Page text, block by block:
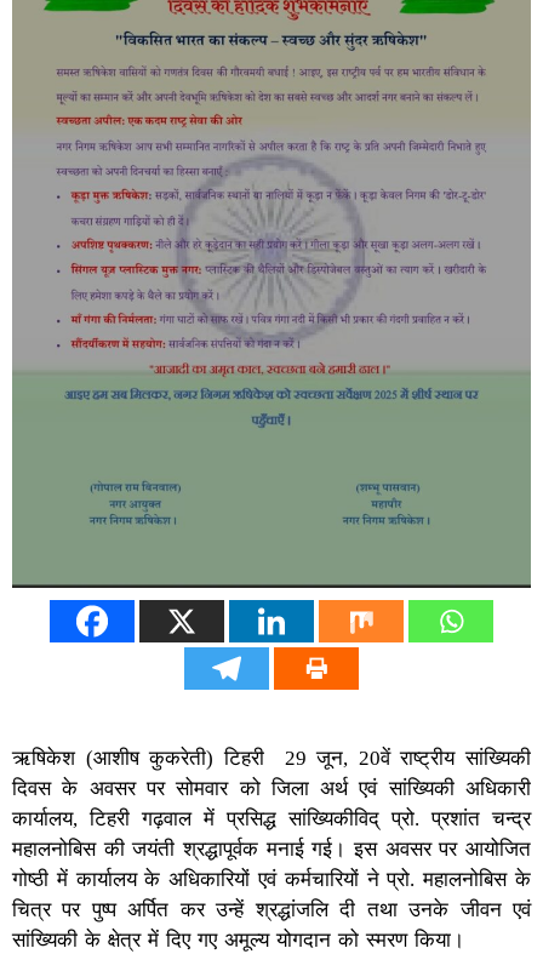
ऋषिकेश (आशीष कुकरेती) टिहरी 29 जून, 20वें राष्ट्रीय सांख्यिकी
दिवस के अवसर पर सोमवार को जिला अर्थ एवं सांख्यिकी अधिकारी
कार्यालय, टिहरी गढ़वाल में प्रसिद्ध सांख्यिकीविद् प्रो. प्रशांत चन्द्र
महालनोबिस की जयंती श्रद्धापूर्वक मनाई गई। इस अवसर पर आयोजित
गोष्ठी में कार्यालय के अधिकारियों एवं कर्मचारियों ने प्रो. महालनोबिस के
चित्र पर पुष्प अर्पित कर उन्हें श्रद्धांजलि दी तथा उनके जीवन एवं
सांख्यिकी के क्षेत्र में दिए गए अमूल्य योगदान को स्मरण किया।